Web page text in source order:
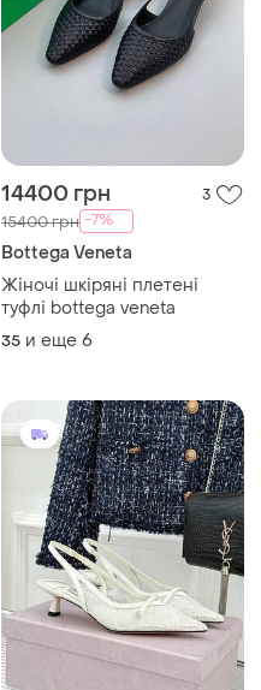
14400 грн 3
15400 грн -7%
Bottega Veneta
Жіночі шкіряні плетені
туфлі bottega veneta
35 и еще 6